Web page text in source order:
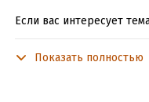
Если вас интересует
Показать полностью